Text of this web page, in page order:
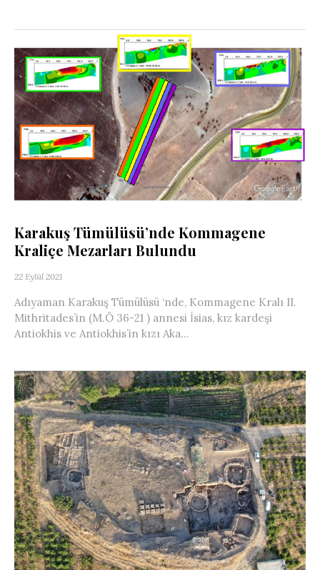
Karakuş Tümülüsü’nde Kommagene
Kraliçe Mezarları Bulundu
22 Eylül 2021
Adıyaman Karakuş Tümülüsü ‘nde, Kommagene Kralı II.
Mithritades’in (M.Ö 36-21 ) annesi İsias, kız kardeşi
Antiokhis ve Antiokhis’in kızı Aka...